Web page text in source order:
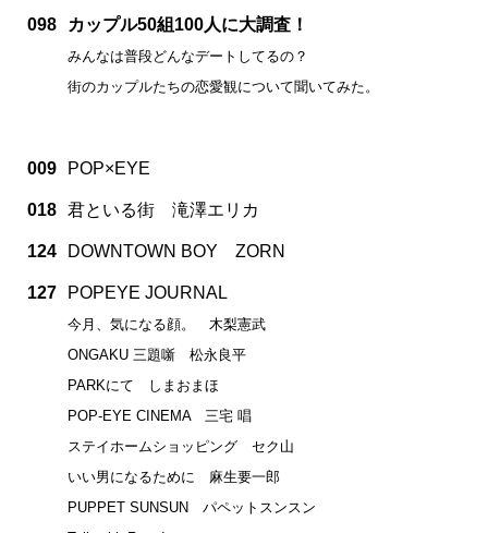
098 カップル50組100人に大調査！
みんなは普段どんなデートしてるの？
街のカップルたちの恋愛観について聞いてみた。
009 POP×EYE
018 君といる街 滝澤エリカ
124 DOWNTOWN BOY ZORN
127 POPEYE JOURNAL
今月、気になる顔。 木梨憲武
ONGAKU 三題噺 松永良平
PARKにて しまおまほ
POP-EYE CINEMA 三宅 唱
ステイホームショッピング セク山
いい男になるために 麻生要一郎
PUPPET SUNSUN パペットスンスン